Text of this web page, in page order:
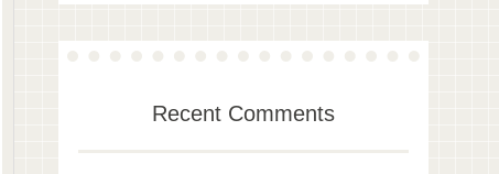
Recent Comments